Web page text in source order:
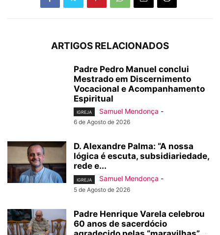
ARTIGOS RELACIONADOS
Padre Pedro Manuel conclui
Mestrado em Discernimento
Vocacional e Acompanhamento
Espiritual
IGREJA Samuel Mendonça -
6 de Agosto de 2026
D. Alexandre Palma: “A nossa
lógica é escuta, subsidiariedade,
rede e...
IGREJA Samuel Mendonça -
5 de Agosto de 2026
Padre Henrique Varela celebrou
60 anos de sacerdócio